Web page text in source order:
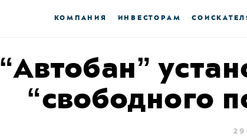
КОМПАНИЯ ИНВЕСТОРАМ
“Автобан”
“свободного